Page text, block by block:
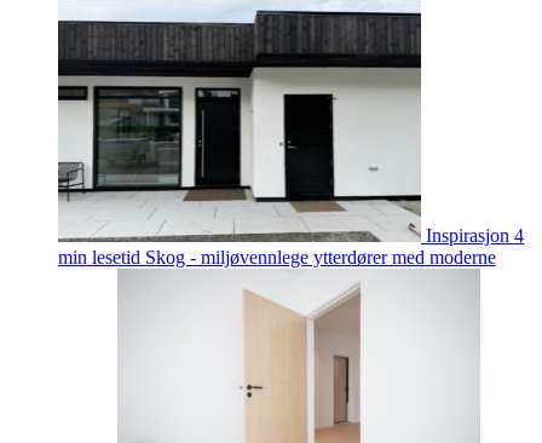
Inspirasjon 4
min lesetid Skog - miljøvennlege ytterdører med moderne